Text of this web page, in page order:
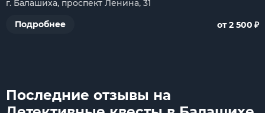
г. Балашиха, проспект Ленина, 31
Подробнее
от 2 500 ₽
Последние отзывы на